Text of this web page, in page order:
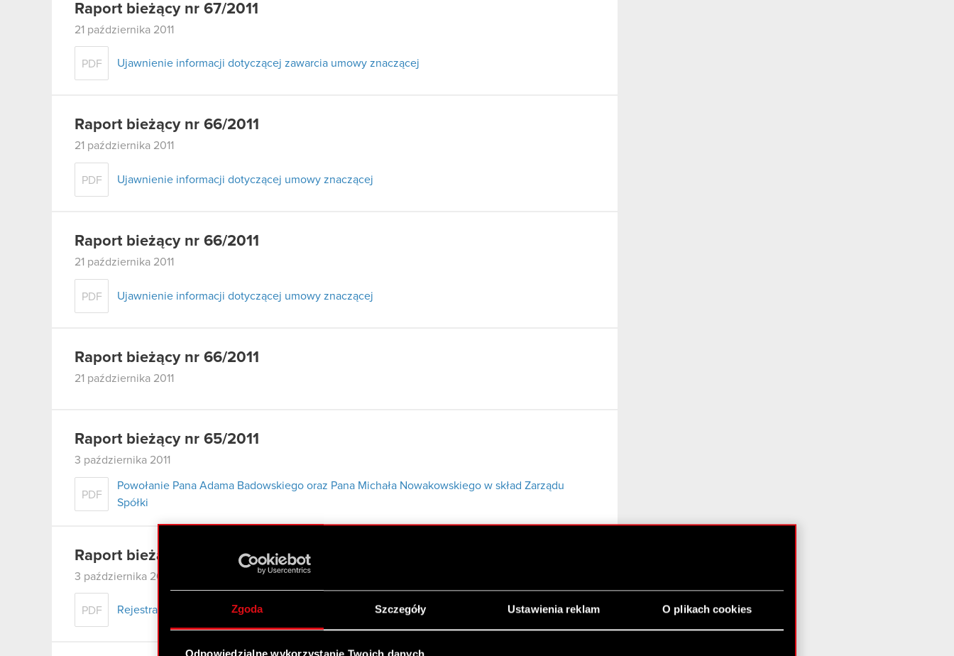
Zgoda Szczegóły Ustawienia reklam O plikach cookies
Odpowiedzialne wykorzystanie Twoich danych
Raport bieżący nr 67/2011
21 października 2011
PDF Ujawnienie informacji dotyczącej zawarcia umowy znaczącej
Raport bieżący nr 66/2011
21 października 2011
PDF Ujawnienie informacji dotyczącej umowy znaczącej
Raport bieżący nr 66/2011
21 października 2011
PDF Ujawnienie informacji dotyczącej umowy znaczącej
Raport bieżący nr 66/2011
21 października 2011
Raport bieżący nr 65/2011
3 października 2011
PDF
Powołanie Pana Adama Badowskiego oraz Pana Michała Nowakowskiego w skład Zarządu
Spółki
Raport bieżący nr 64/2011
3 października 2011
PDF Rejestracja połączenia CD Projekt RED S.A. ze spółką zależną CD Projekt Red z o.o.